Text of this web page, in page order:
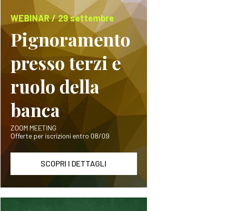
WEBINAR / 29 settembre
Pignoramento
presso terzi e
ruolo della
banca
ZOOM MEETING
Offerte per iscrizioni entro 08/09
SCOPRI I DETTAGLI